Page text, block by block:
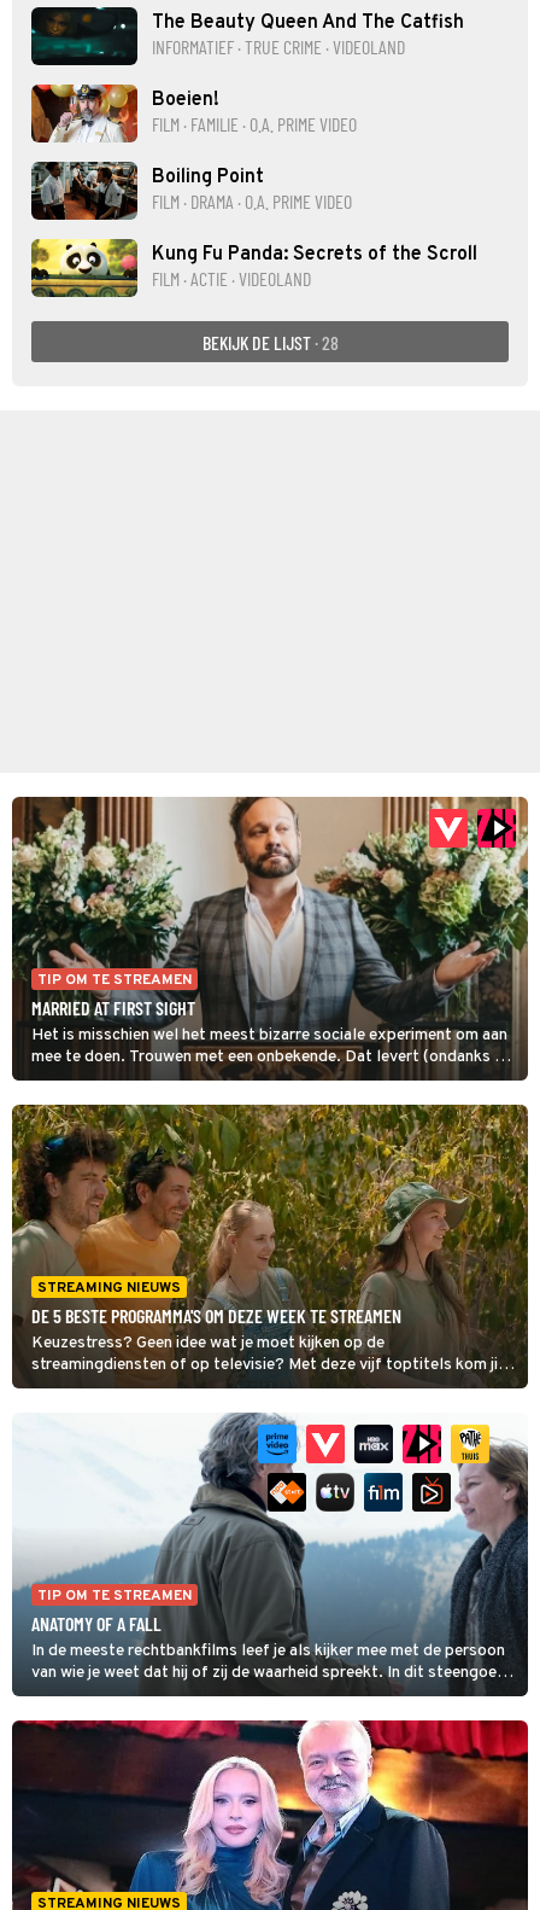
The Beauty Queen And The Catfish
INFORMATIEF · TRUE CRIME · VIDEOLAND
Boeien!
FILM · FAMILIE · O.A. PRIME VIDEO
Boiling Point
FILM · DRAMA · O.A. PRIME VIDEO
Kung Fu Panda: Secrets of the Scroll
FILM · ACTIE · VIDEOLAND
BEKIJK DE LIJST · 28
TIP OM TE STREAMEN
MARRIED AT FIRST SIGHT
Het is misschien wel het meest bizarre sociale experiment om aan
mee te doen. Trouwen met een onbekende. Dat levert (ondanks de
wetenschap) meer mismatches op dan matches. Beiden zijn
heerlijk om naar te kijken.
STREAMING NIEUWS
DE 5 BESTE PROGRAMMA'S OM DEZE WEEK TE STREAMEN
Keuzestress? Geen idee wat je moet kijken op de
streamingdiensten of op televisie? Met deze vijf toptitels kom jij
sowieso de week door.
TIP OM TE STREAMEN
ANATOMY OF A FALL
In de meeste rechtbankfilms leef je als kijker mee met de persoon
van wie je weet dat hij of zij de waarheid spreekt. In dit steengoed
geregisseerde en geacteerde Franse thrillerdrama kun je echter
niemand zomaar geloven. Ook interessant: in een Franse rechtbank
gaat het er blijkbaar heel anders aan toe dan in bijvoorbeeld een
STREAMING NIEUWS